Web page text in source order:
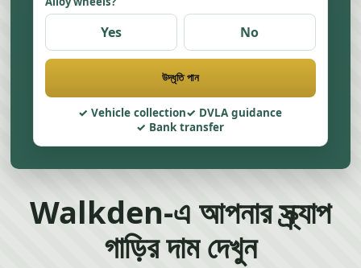
Yes No
উদ্ধৃতি পান
Vehicle collection
DVLA guidance
Bank transfer
Walkden-এ আপনার স্ক্র্যাপ
গাড়ির দাম দেখুন